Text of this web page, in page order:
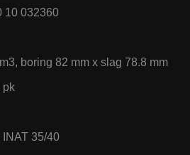
10 032360
boring 82 mm x slag 78.8 mm
pk
INAT 35/40